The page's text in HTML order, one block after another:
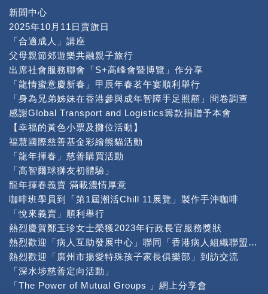
新聞中心
2025年10月11日賣旗日
「合適成人」講座
父母親節郊遊樂共融親子旅行
出席社會服務聯會「S+高峰會暨博覽」作分享
「龍情蜜意慶新春」甲辰年春茗午宴順利舉行
「身為兄弟姊妹在香港參與成年智障手足照顧」問卷調查
感謝Global Transport and Logistics籌款捐贈予本會
【幸福的黃色小票及攤位活動】
福慧國際慈善基金彩繪熊貓活動
「龍年揮春」慈善購買活動
「高智爾球獅友初體驗」
龍年揮春義賣 滿載濃情厚意
咖啡班學員到「第1屆潮活Chill 11展覽」製作手沖咖啡
「悅來義賣」順利舉行
熱烈慶賀鄭玉珍女士榮獲2023年行政長官服務獎狀
熱烈歡迎「病人互助發展中心」聯同「香港病人組織聯盟」到本中心交流
熱烈歡迎「廣州市揚愛特殊孩子家長俱樂部」到訪交流
「深水埗慈善定向活動」
「The Power of Mutual Groups 」網上分享會